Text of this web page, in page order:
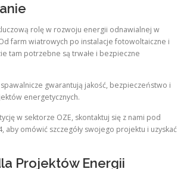
rolę w rozwoju energii odnawialnej w
farm wiatrowych po instalacje fotowoltaiczne i
tam potrzebne są trwałe i bezpieczne
gwarantują jakość, bezpieczeństwo i
energetycznych.
w sektorze OZE, skontaktuj się z nami pod
aby omówić szczegóły swojego projektu i uzyskać
Projektów Energii